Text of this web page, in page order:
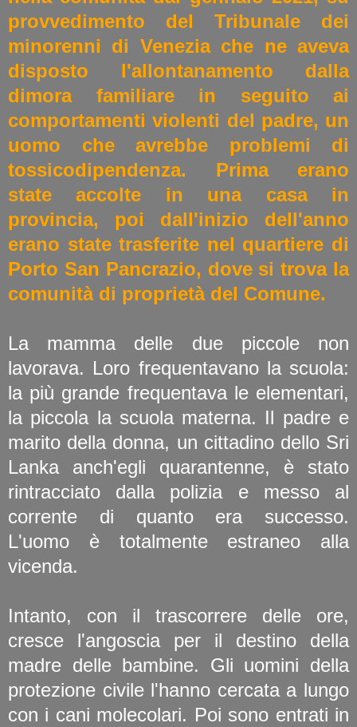
provvedimento del Tribunale dei
minorenni di Venezia che ne aveva
disposto l'allontanamento dalla
dimora familiare in seguito ai
comportamenti violenti del padre, un
uomo che avrebbe problemi di
tossicodipendenza. Prima erano
state accolte in una casa in
provincia, poi dall'inizio dell'anno
erano state trasferite nel quartiere di
Porto San Pancrazio, dove si trova la
comunità di proprietà del Comune.
La mamma delle due piccole non
lavorava. Loro frequentavano la scuola:
la più grande frequentava le elementari,
la piccola la scuola materna. Il padre e
marito della donna, un cittadino dello Sri
Lanka anch'egli quarantenne, è stato
rintracciato dalla polizia e messo al
corrente di quanto era successo.
L'uomo è totalmente estraneo alla
vicenda.
Intanto, con il trascorrere delle ore,
cresce l'angoscia per il destino della
madre delle bambine. Gli uomini della
protezione civile l'hanno cercata a lungo
con i cani molecolari. Poi sono entrati in